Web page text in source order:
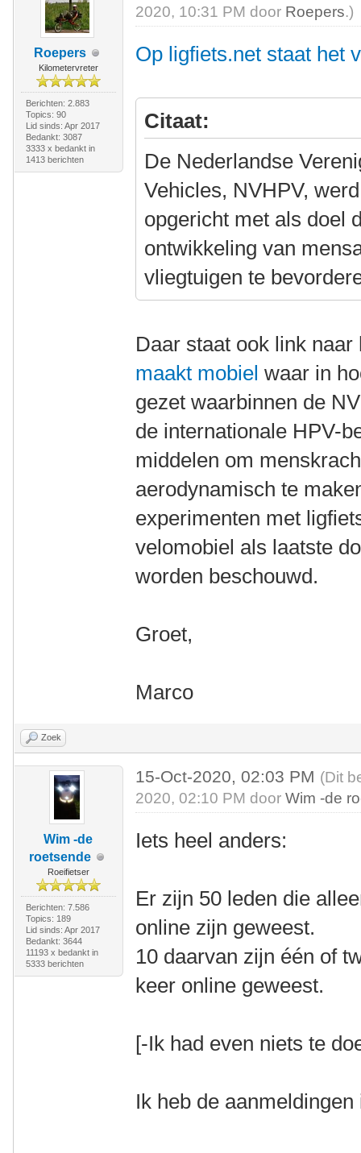
Roepers
Kilometervreter
Berichten: 2.883
Topics: 90
Lid sinds: Apr 2017
Bedankt: 3087
3333 x bedankt in
1413 berichten
2020, 10:31 PM door Roepers.)
Op ligfiets.net staat het
Citaat:
De Nederlandse
Vehicles, NVHPV,
opgericht met als doel
ontwikkeling van
vliegtuigen te
Daar staat ook link
maakt mobiel waar in
gezet waarbinnen de
de internationale HPV-
middelen om
aerodynamisch te
experimenten met
velomobiel als laatste
worden beschouwd.
Groet,
Marco
Zoek
Wim -de
roetsende
Roeifietser
Berichten: 7.586
Topics: 189
Lid sinds: Apr 2017
Bedankt: 3644
11193 x bedankt in
5333 berichten
15-Oct-2020, 02:03 PM (Dit
2020, 02:10 PM doorWim -de
Iets heel anders:
Er zijn 50 leden die
online zijn geweest.
10 daarvan zijn één of
keer online geweest.
[-Ik had even niets te
Ik heb de